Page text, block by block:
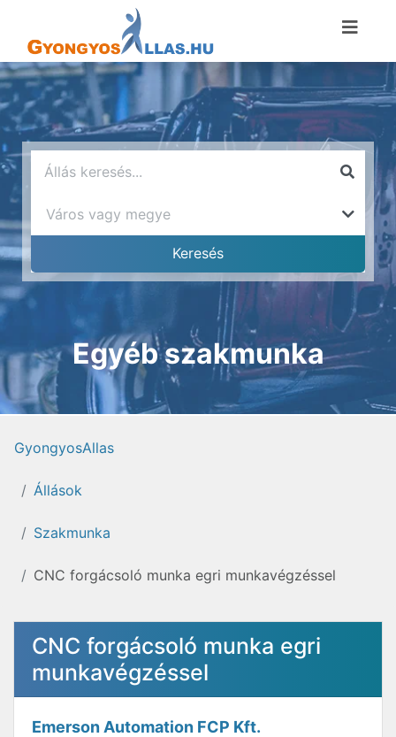
Egyéb szakmunka
GyongyosAllas
Állások
Szakmunka
CNC forgácsoló munka egri munkavégzéssel
CNC forgácsoló munka egri
munkavégzéssel
Emerson Automation FCP Kft.